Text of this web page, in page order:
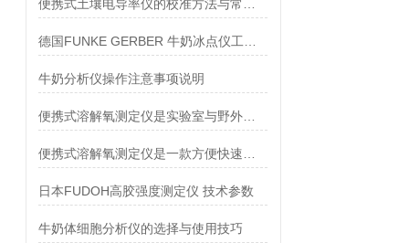
牛奶分析仪操作注意事项说明
日本FUDOH高胶强度测定仪 技术参数
牛奶体细胞分析仪的选择与使用技巧